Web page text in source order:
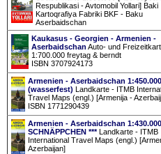
Respublikasi - Avtomobil Yollari] Baki
Kartoqrafiya Fabriki BKF - Baku
Aserbaidschan
Kaukasus - Georgien - Armenien -
Aserbaidschan Auto- und
1:700.000 freytag & berndt
ISBN 3707924173
Armenien - Aserbaidschan 1:450.000
(wasserfest) Landkarte - ITMB
Travel Maps (engl.) [Armenija -
ISBN 1771290439
Armenien - Aserbaidschan
SCHNÄPPCHEN ***Landkarte - ITMB
International Travel Maps (engl.)
Azerbaijan]